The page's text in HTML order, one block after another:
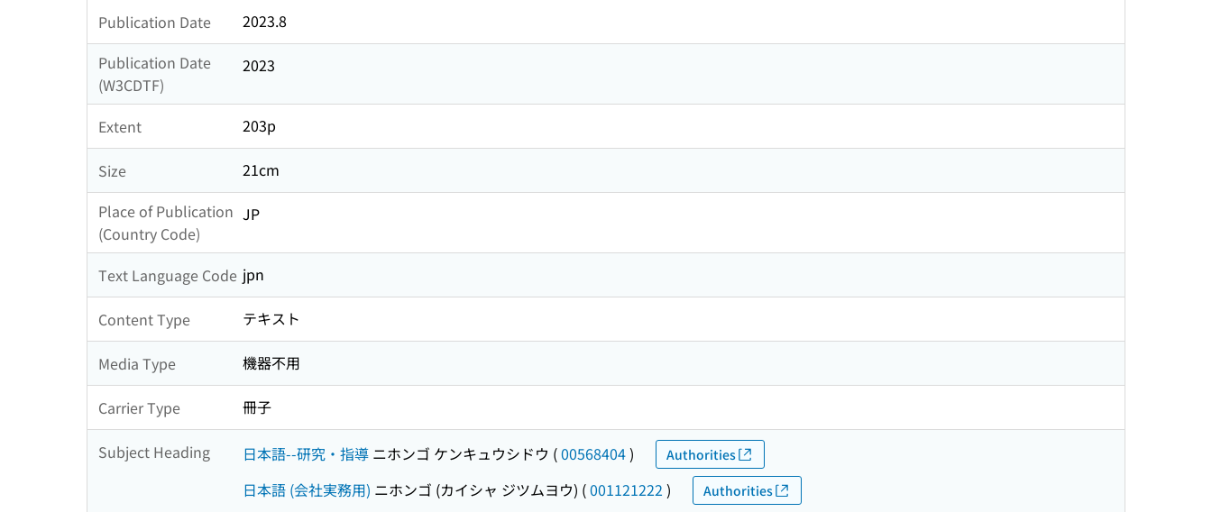
Publication Date
2023.8
Publication Date
(W3CDTF)
2023
Extent 203p
Size
21cm
Place of Publication
(Country Code)
JP
Text Language Code jpn
Content Type テキスト
Media Type 機器不用
Carrier Type 冊子
Subject Heading 日本語--研究・指導 ニホンゴ ケンキュウシドウ (00568404) Authorities
日本語 (会社実務用) ニホンゴ (カイシャ ジツムヨウ) (001121222 ) Authorities